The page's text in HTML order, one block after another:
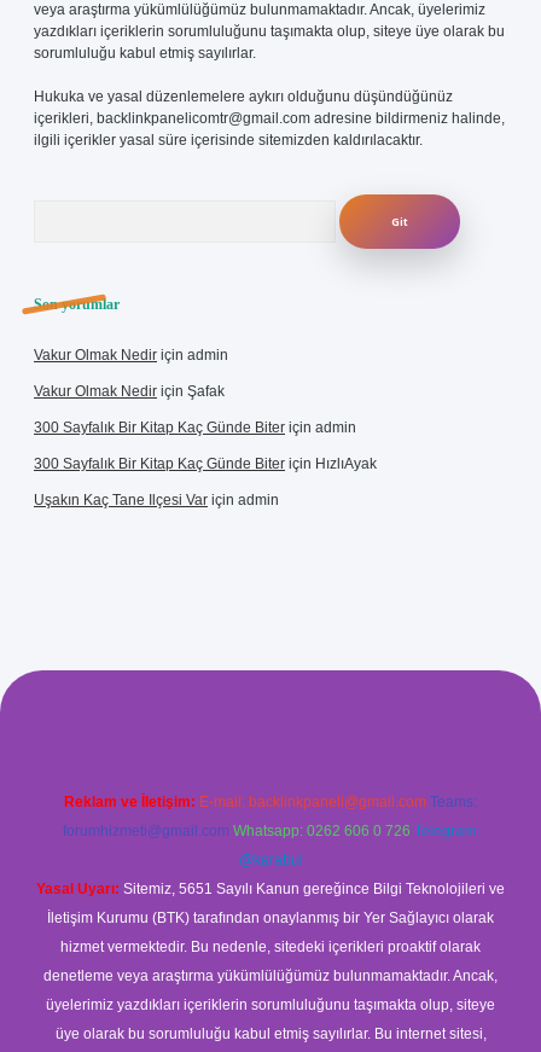
veya araştırma yükümlülüğümüz bulunmamaktadır. Ancak, üyelerimiz
yazdıkları içeriklerin sorumluluğunu taşımakta olup, siteye üye olarak bu
sorumluluğu kabul etmiş sayılırlar.
Hukuka ve yasal düzenlemelere aykırı olduğunu düşündüğünüz
içerikleri, backlinkpanelicomtr@gmail.com adresine bildirmeniz halinde,
ilgili içerikler yasal süre içerisinde sitemizden kaldırılacaktır.
Son yorumlar
Vakur Olmak Nedir için admin
Vakur Olmak Nedir için Şafak
300 Sayfalık Bir Kitap Kaç Günde Biter için admin
300 Sayfalık Bir Kitap Kaç Günde Biter için HızlıAyak
Uşakın Kaç Tane Ilçesi Var için admin
giriş
Reklam ve İletişim: E-mail: backlinkpaneli@gmail.com Teams:
forumhizmeti@gmail.com Whatsapp: 0262 606 0 726 Telegram:
@karabul
Yasal Uyarı: Sitemiz, 5651 Sayılı Kanun gereğince Bilgi Teknolojileri ve
İletişim Kurumu (BTK) tarafından onaylanmış bir Yer Sağlayıcı olarak
hizmet vermektedir. Bu nedenle, sitedeki içerikleri proaktif olarak
denetleme veya araştırma yükümlülüğümüz bulunmamaktadır. Ancak,
üyelerimiz yazdıkları içeriklerin sorumluluğunu taşımakta olup, siteye
üye olarak bu sorumluluğu kabul etmiş sayılırlar. Bu internet sitesi,